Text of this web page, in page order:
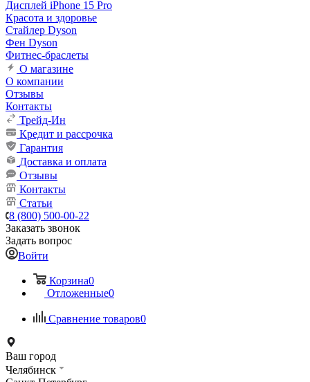
Дисплей iPhone 15 Pro
Красота и здоровье
Стайлер Dyson
Фен Dyson
Фитнес-браслеты
О магазине
О компании
Отзывы
Контакты
Трейд-Ин
Кредит и рассрочка
Гарантия
Доставка и оплата
Отзывы
Контакты
Статьи
8 (800) 500-00-22
Заказать звонок
Задать вопрос
Войти
Корзина0
Отложенные0
Сравнение товаров0
Ваш город
Челябинск